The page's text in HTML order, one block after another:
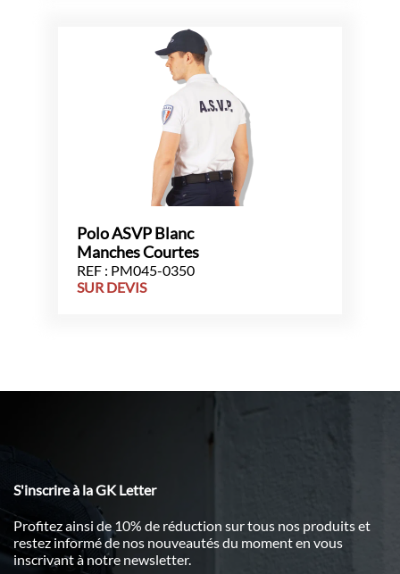
Polo ASVP Blanc
Manches Courtes
REF : PM045-0350
SUR DEVIS
S'inscrire à la GK Letter
Profitez ainsi de 10% de réduction sur tous nos produits et
restez informé de nos nouveautés du moment en vous
inscrivant à notre newsletter.